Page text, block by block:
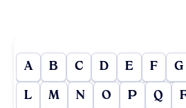
A B C D E F G
L M N O P Q